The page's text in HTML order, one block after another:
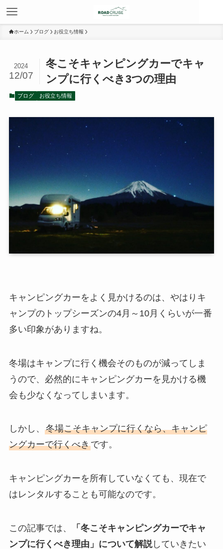
ホーム ブログ お役立ち情報
冬こそキャンピングカーでキャ
ンプに行くべき3つの理由
2024
12/07
ブログ お役立ち情報
キャンピングカーをよく見かけるのは、やはりキ
ャンプのトップシーズンの4月～10月くらいが一番
多い印象がありますね。
冬場はキャンプに行く機会そのものが減ってしま
うので、必然的にキャンピングカーを見かける機
会も少なくなってしまいます。
しかし、 冬場こそキャンプに行くなら、キャンピ
ングカーで行くべきです。
キャンピングカーを所有していなくても、現在で
はレンタルすることも可能なのです。
この記事では、
「冬こそキャンピングカーでキャ
ンプに行くべき理由」について解説していきたい